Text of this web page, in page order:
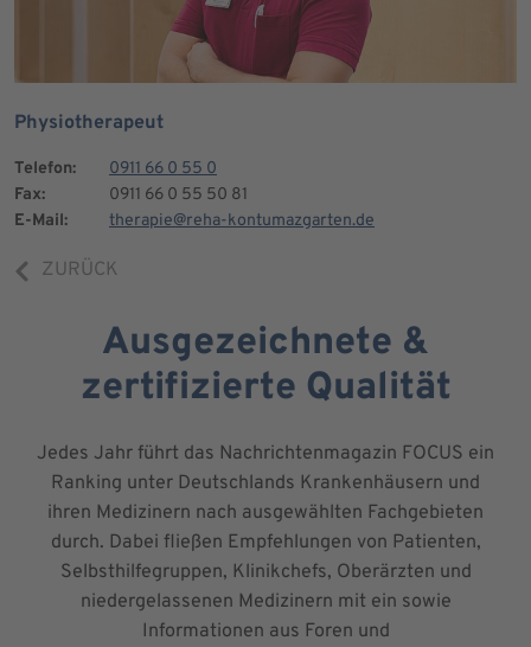
Physiotherapeut
Telefon:
0911 66 0 55 0
Fax:
0911 66 0 55 50 81
E-Mail:
therapie@reha-kontumazgarten.de
ZURÜCK
Ausgezeichnete &
zertifizierte Qualität
Jedes Jahr führt das Nachrichtenmagazin FOCUS ein
Ranking unter Deutschlands Krankenhäusern und
ihren Medizinern nach ausgewählten Fachgebieten
durch. Dabei fließen Empfehlungen von Patienten,
Selbsthilfegruppen, Klinikchefs, Oberärzten und
niedergelassenen Medizinern mit ein sowie
Informationen aus Foren und